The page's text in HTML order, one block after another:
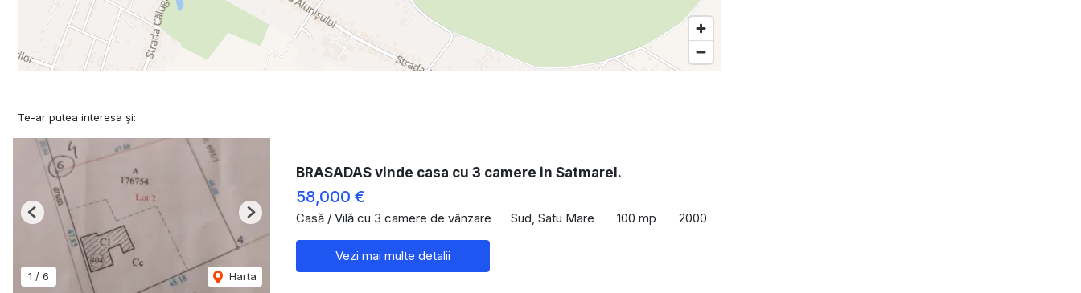
Te-ar putea interesa și:
1 / 6 Harta
Previous Next
BRASADAS vinde casa cu 3 camere in Satmarel.
58,000 €
Casă / Vilă cu 3 camere de vânzare Sud, Satu Mare 100 mp 2000
Vezi mai multe detalii